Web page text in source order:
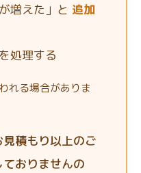
増えた」と 追加
処理する
れる場合がありま
積もり以上のご
おりませんの